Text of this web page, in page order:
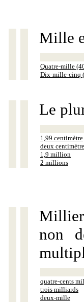
Mille
Quatre-mille
Dix-mille-cinq
Le
1,99 centimètre
deux
1,9 million
2 millions
non
quatre-cents
trois milliards
deux-mille